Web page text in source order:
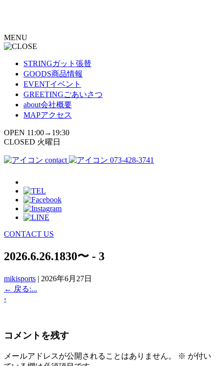
ン
ツ
MENU
STRINGガット張替
GOODS商品情報
EVENTイベント
GREETINGごあいさつ
about会社概要
MAPアクセス
OPEN 11:00→19:30
CLOSED 火曜日
contact 073-428-3741
CONTACT US
2026.6.26.1830〜 - 3
mikisports | 2026年6月27日
← 戻る:...
‹
コメントを残す
メールアドレスが公開されることはありません。 ※ が付い